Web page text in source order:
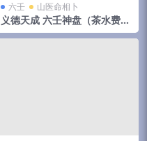
六壬 山医命相卜
义德天成 六壬神盘（茶水费）
8集视频 百度云下载！